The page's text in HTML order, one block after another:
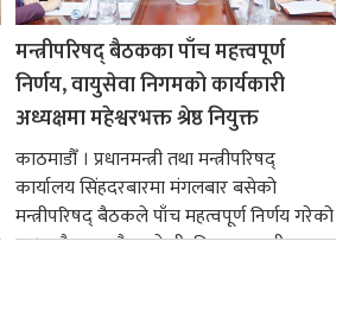
मन्त्रीपरिषद् बैठकका पाँच महत्त्वपूर्ण
निर्णय, वायुसेवा निगमको कार्यकारी
अध्यक्षमा महेश्वरभक्त श्रेष्ठ नियुक्त
काठमाडौँ । प्रधानमन्त्री तथा मन्त्रीपरिषद्
कार्यालय सिंहदरबारमा मंगलबार बसेको
मन्त्रीपरिषद् बैठकले पाँच महत्वपूर्ण निर्णय गरेको
छ । यसैक्रममा बैडकले बीउबिजनसम्बन्धी...